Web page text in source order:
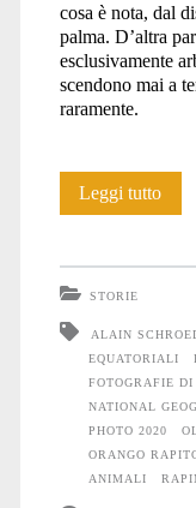
cosa è nota, dal
palma. D’altra
esclusivamente
scendono mai a
raramente.
Leggi tutto
STORIE
ALAIN
EQUATORIALI
FOTOGRAFIE
NATIONAL
PHOTO 2020
ORANGO
ANIMALI